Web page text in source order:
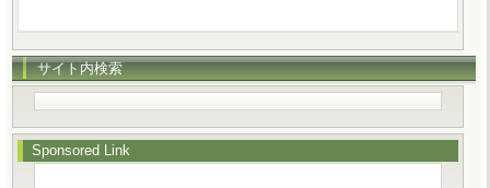
サイト内検索
Sponsored Link